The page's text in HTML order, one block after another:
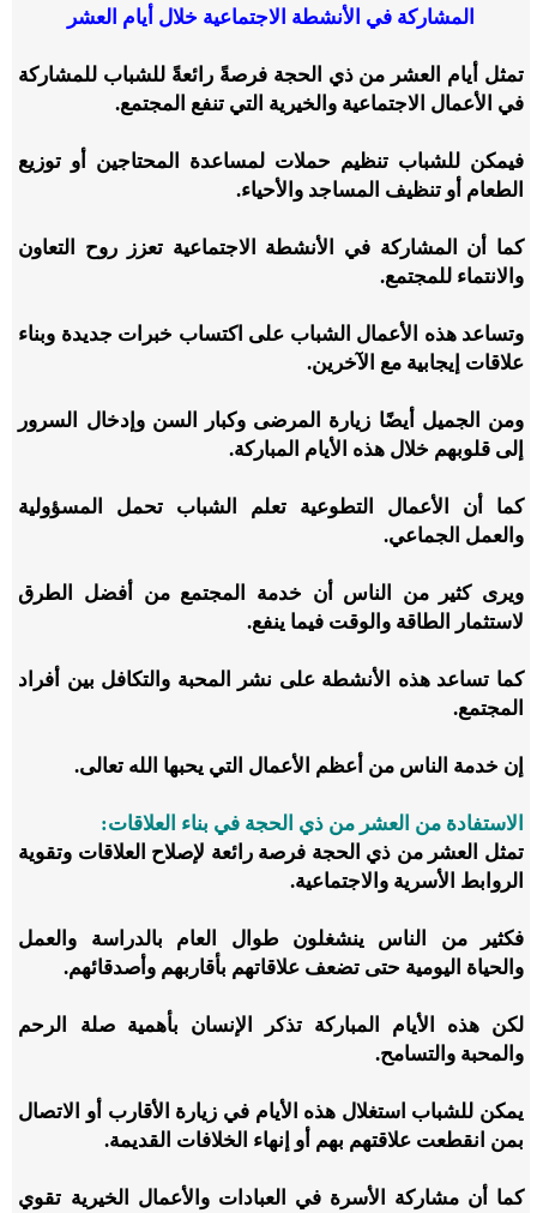
المشاركة في الأنشطة الاجتماعية خلال أيام العشر
تمثل أيام العشر من ذي الحجة فرصةً رائعةً للشباب للمشاركة
في الأعمال الاجتماعية والخيرية التي تنفع المجتمع.
فيمكن للشباب تنظيم حملات لمساعدة المحتاجين أو توزيع
الطعام أو تنظيف المساجد والأحياء.
كما أن المشاركة في الأنشطة الاجتماعية تعزز روح التعاون
والانتماء للمجتمع.
وتساعد هذه الأعمال الشباب على اكتساب خبرات جديدة وبناء
علاقات إيجابية مع الآخرين.
ومن الجميل أيضًا زيارة المرضى وكبار السن وإدخال السرور
إلى قلوبهم خلال هذه الأيام المباركة.
كما أن الأعمال التطوعية تعلم الشباب تحمل المسؤولية
والعمل الجماعي.
ويرى كثير من الناس أن خدمة المجتمع من أفضل الطرق
لاستثمار الطاقة والوقت فيما ينفع.
كما تساعد هذه الأنشطة على نشر المحبة والتكافل بين أفراد
المجتمع.
إن خدمة الناس من أعظم الأعمال التي يحبها الله تعالى.
الاستفادة من العشر من ذي الحجة في بناء العلاقات:
تمثل العشر من ذي الحجة فرصة رائعة لإصلاح العلاقات وتقوية
الروابط الأسرية والاجتماعية.
فكثير من الناس ينشغلون طوال العام بالدراسة والعمل
والحياة اليومية حتى تضعف علاقاتهم بأقاربهم وأصدقائهم.
لكن هذه الأيام المباركة تذكر الإنسان بأهمية صلة الرحم
والمحبة والتسامح.
يمكن للشباب استغلال هذه الأيام في زيارة الأقارب أو الاتصال
بمن انقطعت علاقتهم بهم أو إنهاء الخلافات القديمة.
كما أن مشاركة الأسرة في العبادات والأعمال الخيرية تقوي